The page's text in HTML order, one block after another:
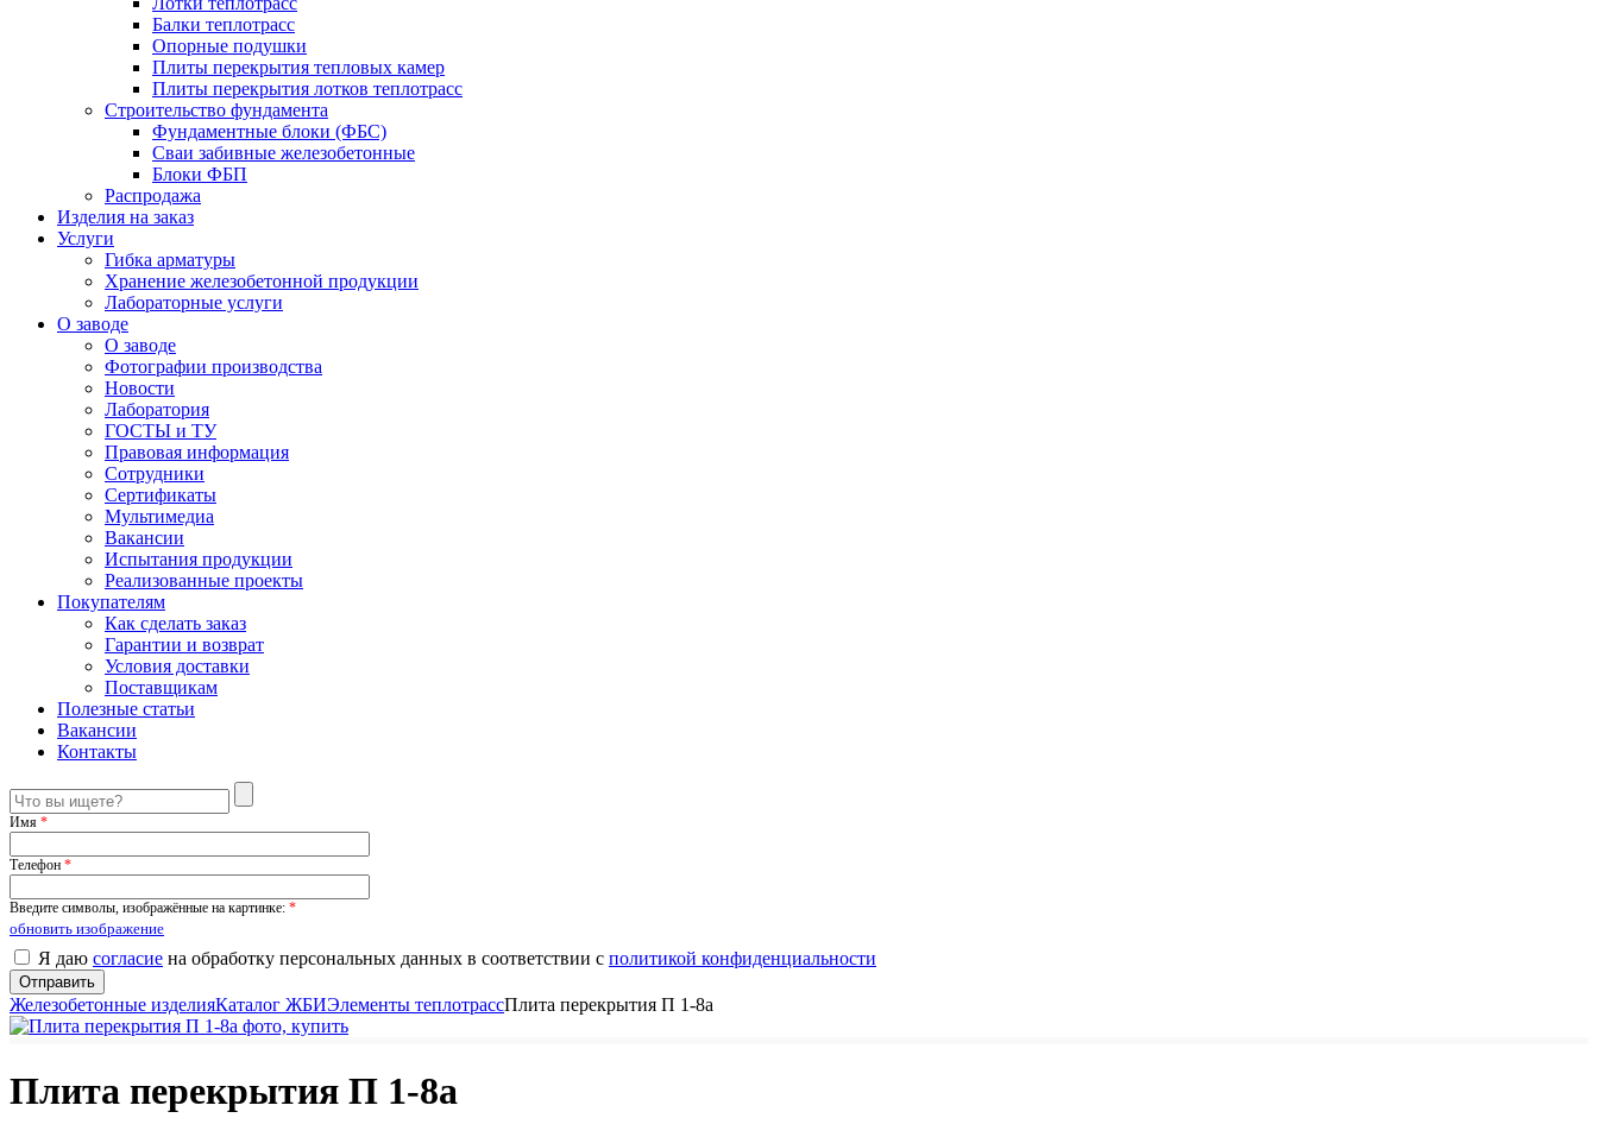
Балки теплотрасс
Опорные подушки
Плиты перекрытия тепловых камер
Плиты перекрытия лотков теплотрасс
Строительство фундамента
Фундаментные блоки (ФБС)
Сваи забивные железобетонные
Блоки ФБП
Распродажа
Изделия на заказ
Услуги
Гибка арматуры
Хранение железобетонной продукции
Лабораторные услуги
О заводе
О заводе
Фотографии производства
Новости
Лаборатория
ГОСТЫ и ТУ
Правовая информация
Сотрудники
Сертификаты
Мультимедиа
Вакансии
Испытания продукции
Реализованные проекты
Покупателям
Как сделать заказ
Гарантии и возврат
Условия доставки
Поставщикам
Полезные статьи
Вакансии
Контакты
Имя *
Телефон *
Введите символы, изображённые на картинке: *
обновить изображение
Я даю согласие на обработку персональных данных в соответствии с политикой конфиденциальности
Железобетонные изделияКаталог ЖБИЭлементы теплотрассПлита перекрытия П 1-8а
Плита перекрытия П 1-8а